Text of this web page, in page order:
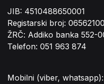
JIB: 4510488650001
Registarski broj: 06562100
ŽRČ: Addiko banka 552-
Telefon: 051 963 874
Mobilni (viber,